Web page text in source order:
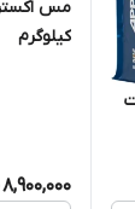
کیلوگرم
8,900,000